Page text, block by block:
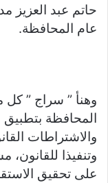
حاتم عبد العزيز
عام المحافظة.
وهنأ ” سراج ” كل
المحافظة بتطبيق
والاشتراطات
وتنفيذا
على تحقيق